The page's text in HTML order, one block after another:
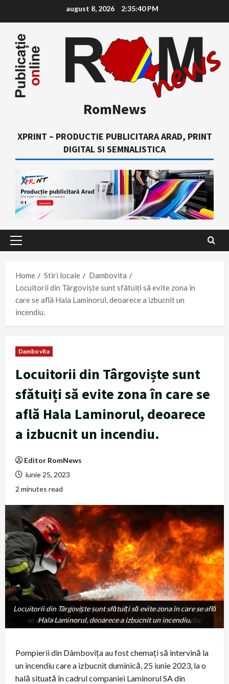
content
august 8, 2026 2:35:41 PM
RomNews
XPRINT – PRODUCTIE PUBLICITARA ARAD, PRINT
DIGITAL SI SEMNALISTICA
Primary
Home
Stiri locale
Dambovita
Locuitorii din Târgoviște sunt sfătuiți să evite zona în
care se află Hala Laminorul, deoarece a izbucnit un
incendiu.
Dambovita
Locuitorii din Târgoviște sunt
sfătuiți să evite zona în care se
află Hala Laminorul, deoarece
a izbucnit un incendiu.
Editor RomNews
iunie 25, 2023
2 minutes read
Locuitorii din Târgoviște sunt sfătuiți să evite zona în care
se află Hala Laminorul, deoarece a izbucnit un incendiu.
Locuitorii din Târgoviște sunt sfătuiți să evite zona în care se află
Hala Laminorul, deoarece a izbucnit un incendiu.
Pompierii din Dâmbovița au fost chemați să intervină la
un incendiu care a izbucnit duminică, 25 iunie 2023, la o
hală situată în cadrul companiei Laminorul SA din